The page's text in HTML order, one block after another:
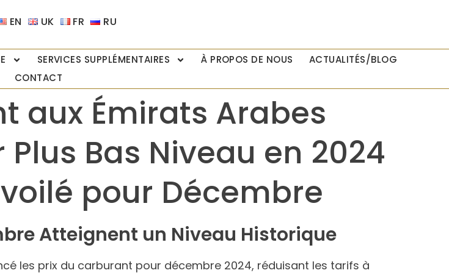
EN UK FR RU
SERVICES SUPPLÉMENTAIRES À PROPOS DE NOUS
ACTUALITÉS/BLOG
CONTACT
aux Émirats Arabes
Bas Niveau en 2024
pour Décembre
Atteignent un Niveau Historique
les prix du carburant pour décembre 2024, réduisant les tarifs à